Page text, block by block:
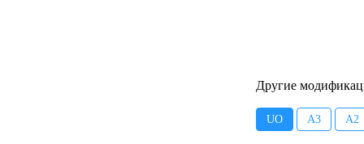
Другие
UO А3 А2